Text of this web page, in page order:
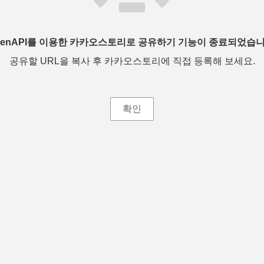
를 이용한 카카오스토리로 공유하기 기능이 종료되었습
공유할 URL을 복사 후 카카오스토리에 직접 등록해 보세요.
확인